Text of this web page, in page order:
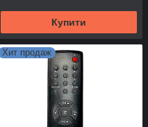
Купити
Хит продаж